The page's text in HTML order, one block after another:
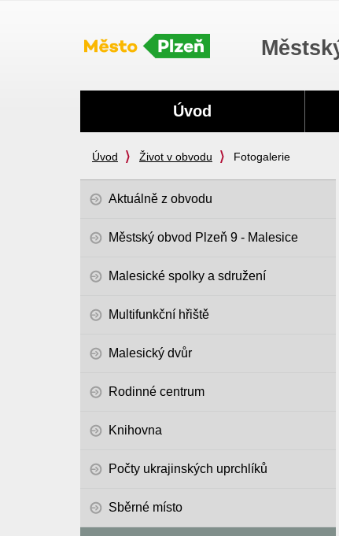
Úvod Život v obvodu Fotogalerie
Aktuálně z obvodu
Městský obvod Plzeň 9 - Malesice
Malesické spolky a sdružení
Multifunkční hřiště
Malesický dvůr
Rodinné centrum
Knihovna
Počty ukrajinských uprchlíků
Sběrné místo
Úvod